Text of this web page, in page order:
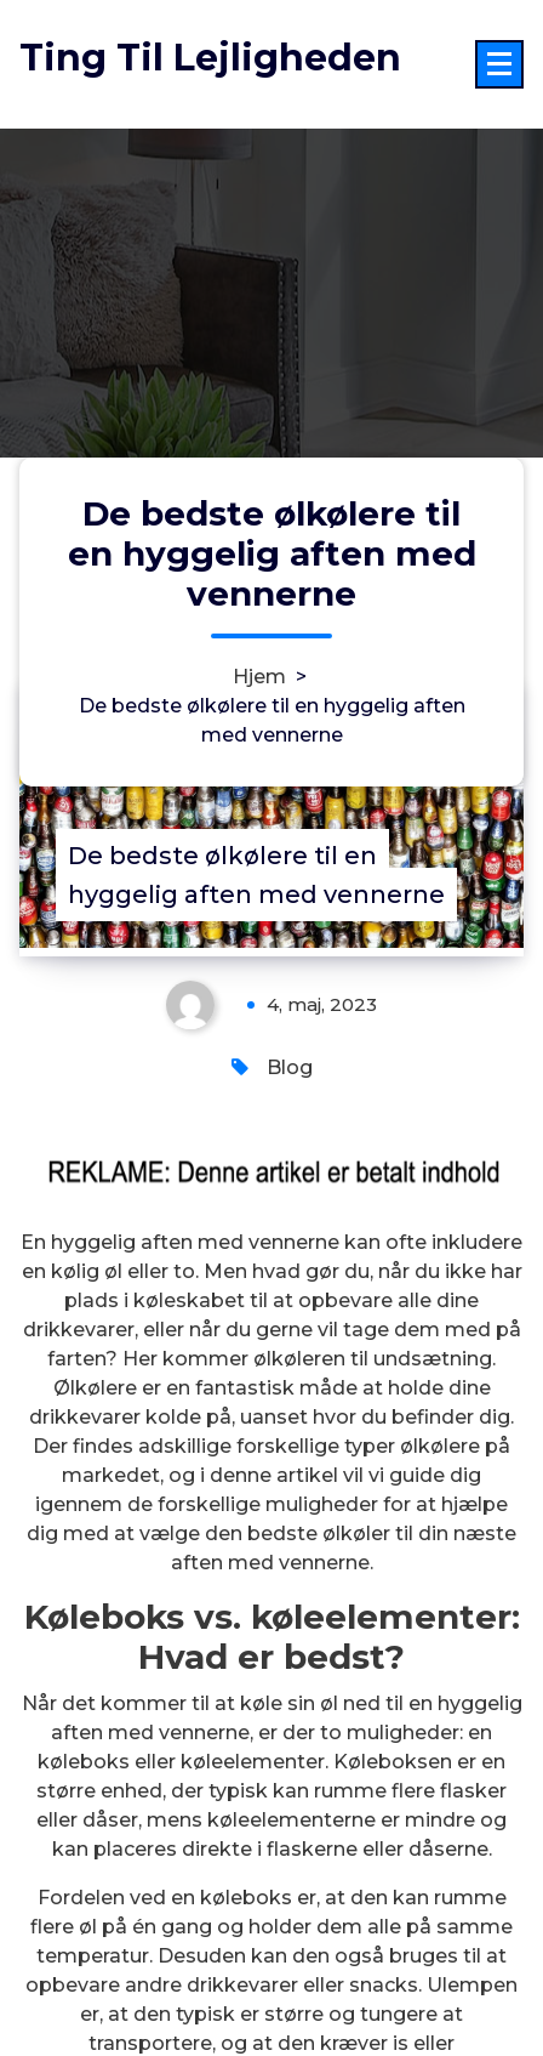
indhold
Ting Til Lejligheden
De bedste ølkølere til
en hyggelig aften med
vennerne
Hjem >
De bedste ølkølere til en hyggelig aften
med vennerne
Annonce
De bedste ølkølere til en
hyggelig aften med vennerne
4, maj, 2023
Blog
En hyggelig aften med vennerne kan ofte inkludere
en kølig øl eller to. Men hvad gør du, når du ikke har
plads i køleskabet til at opbevare alle dine
drikkevarer, eller når du gerne vil tage dem med på
farten? Her kommer ølkøleren til undsætning.
Ølkølere er en fantastisk måde at holde dine
drikkevarer kolde på, uanset hvor du befinder dig.
Der findes adskillige forskellige typer ølkølere på
markedet, og i denne artikel vil vi guide dig
igennem de forskellige muligheder for at hjælpe
dig med at vælge den bedste ølkøler til din næste
aften med vennerne.
Køleboks vs. køleelementer:
Hvad er bedst?
Når det kommer til at køle sin øl ned til en hyggelig
aften med vennerne, er der to muligheder: en
køleboks eller køleelementer. Køleboksen er en
større enhed, der typisk kan rumme flere flasker
eller dåser, mens køleelementerne er mindre og
kan placeres direkte i flaskerne eller dåserne.
Fordelen ved en køleboks er, at den kan rumme
flere øl på én gang og holder dem alle på samme
temperatur. Desuden kan den også bruges til at
opbevare andre drikkevarer eller snacks. Ulempen
er, at den typisk er større og tungere at
transportere, og at den kræver is eller